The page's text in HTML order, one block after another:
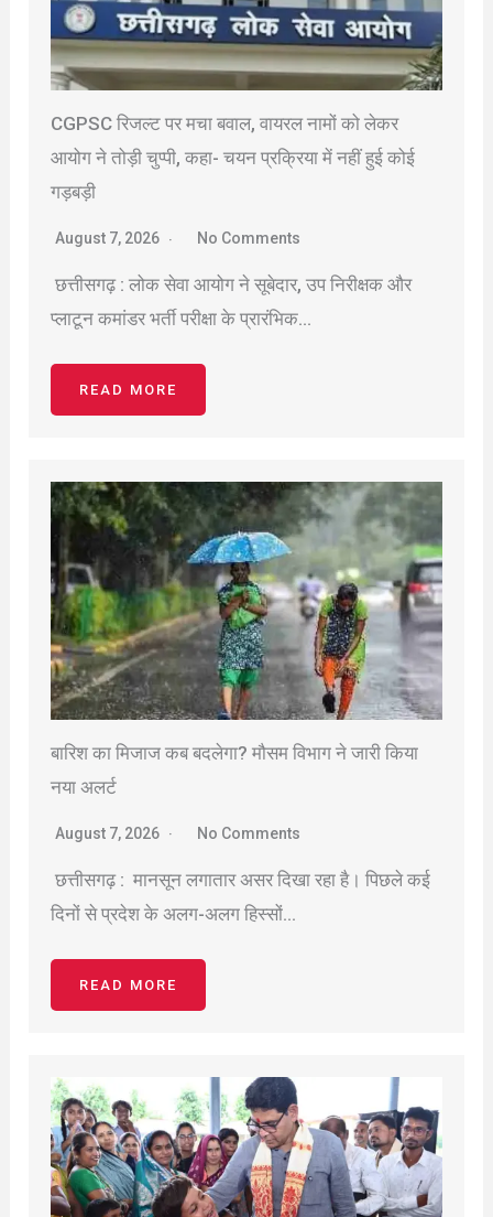
CGPSC रिजल्ट पर मचा बवाल, वायरल नामों को लेकर
आयोग ने तोड़ी चुप्पी, कहा- चयन प्रक्रिया में नहीं हुई कोई
गड़बड़ी
August 7, 2026 No Comments
छत्तीसगढ़ : लोक सेवा आयोग ने सूबेदार, उप निरीक्षक और
प्लाटून कमांडर भर्ती परीक्षा के प्रारंभिक…
READ MORE
बारिश का मिजाज कब बदलेगा? मौसम विभाग ने जारी किया
नया अलर्ट
August 7, 2026 No Comments
छत्तीसगढ़ : मानसून लगातार असर दिखा रहा है। पिछले कई
दिनों से प्रदेश के अलग-अलग हिस्सों…
READ MORE